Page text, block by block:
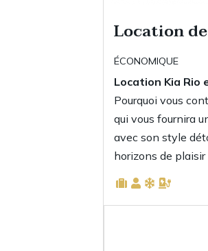
Location
ÉCONOMIQUE
Location Kia Rio
Pourquoi vous
qui vous fournira
avec son style
horizons de